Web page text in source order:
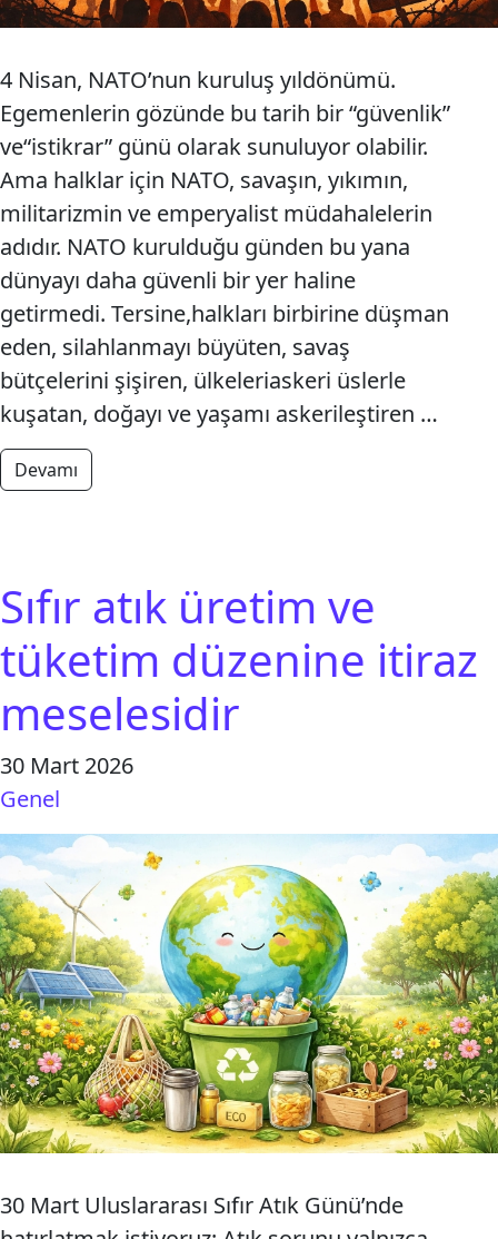
4 Nisan, NATO’nun kuruluş yıldönümü.
Egemenlerin gözünde bu tarih bir “güvenlik”
ve“istikrar” günü olarak sunuluyor olabilir.
Ama halklar için NATO, savaşın, yıkımın,
militarizmin ve emperyalist müdahalelerin
adıdır. NATO kurulduğu günden bu yana
dünyayı daha güvenli bir yer haline
getirmedi. Tersine,halkları birbirine düşman
eden, silahlanmayı büyüten, savaş
bütçelerini şişiren, ülkeleriaskeri üslerle
kuşatan, doğayı ve yaşamı askerileştiren …
Devamı
Sıfır atık üretim ve
tüketim düzenine itiraz
meselesidir
30 Mart 2026
Genel
30 Mart Uluslararası Sıfır Atık Günü’nde